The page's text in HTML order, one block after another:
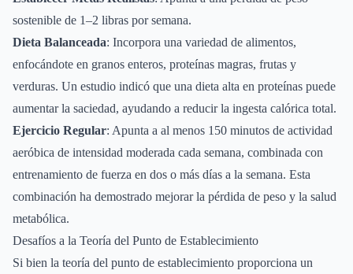
sostenible de 1–2 libras por semana.
Dieta Balanceada: Incorpora una variedad de alimentos,
enfocándote en granos enteros, proteínas magras, frutas y
verduras. Un estudio indicó que una dieta alta en proteínas puede
aumentar la saciedad, ayudando a reducir la ingesta calórica total.
Ejercicio Regular: Apunta a al menos 150 minutos de actividad
aeróbica de intensidad moderada cada semana, combinada con
entrenamiento de fuerza en dos o más días a la semana. Esta
combinación ha demostrado mejorar la pérdida de peso y la salud
metabólica.
Desafíos a la Teoría del Punto de Establecimiento
Si bien la teoría del punto de establecimiento proporciona un